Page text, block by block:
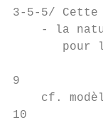
3-5-5/
- la
pour
9
cf.
10